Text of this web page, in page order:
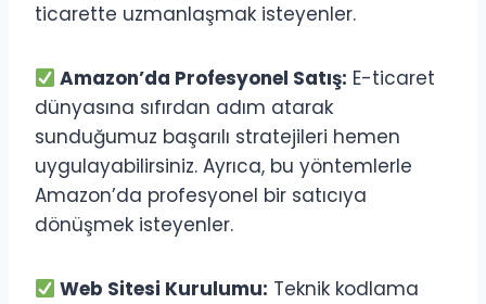
ticarette uzmanlaşmak isteyenler.
Amazon’da Profesyonel Satış: E-ticaret
dünyasına sıfırdan adım atarak
sunduğumuz başarılı stratejileri hemen
uygulayabilirsiniz. Ayrıca, bu yöntemlerle
Amazon’da profesyonel bir satıcıya
dönüşmek isteyenler.
Web Sitesi Kurulumu: Teknik kodlama